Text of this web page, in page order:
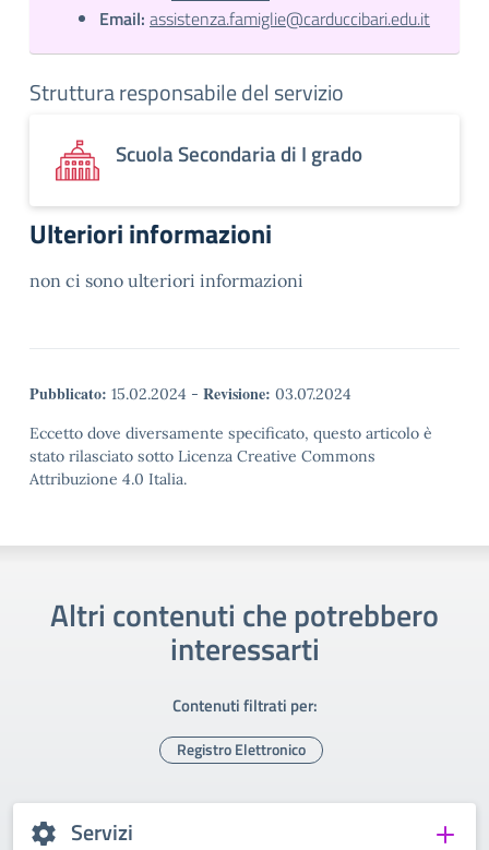
Email: assistenza.famiglie@carduccibari.edu.it
Struttura responsabile del servizio
Scuola Secondaria di I grado
Ulteriori informazioni
non ci sono ulteriori informazioni
Pubblicato: 15.02.2024 - Revisione: 03.07.2024
Eccetto dove diversamente specificato, questo articolo è
stato rilasciato sotto Licenza Creative Commons
Attribuzione 4.0 Italia.
Altri contenuti che potrebbero
interessarti
Contenuti filtrati per:
Registro Elettronico
Servizi